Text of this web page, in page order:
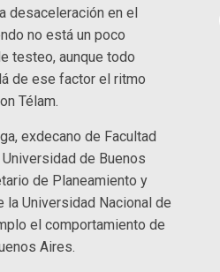
desaceleración en el
no está un poco
testeo, aunque todo
de ese factor el ritmo
Télam.
exdecano de Facultad
de Buenos
de Planeamiento y
la Universidad Nacional de
el comportamiento de
Aires.